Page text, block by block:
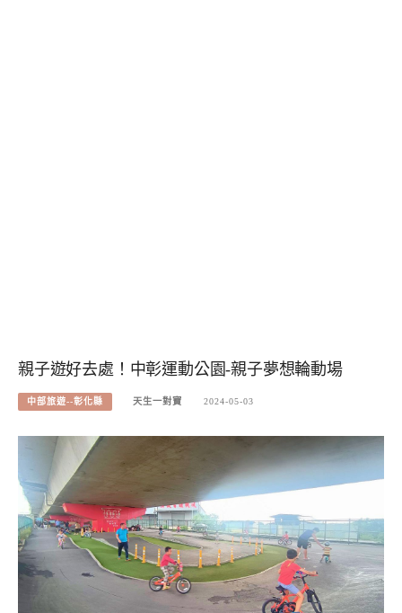
親子遊好去處！中彰運動公園-親子夢想輪動場
中部旅遊--彰化縣 天生一對寶 2024-05-03